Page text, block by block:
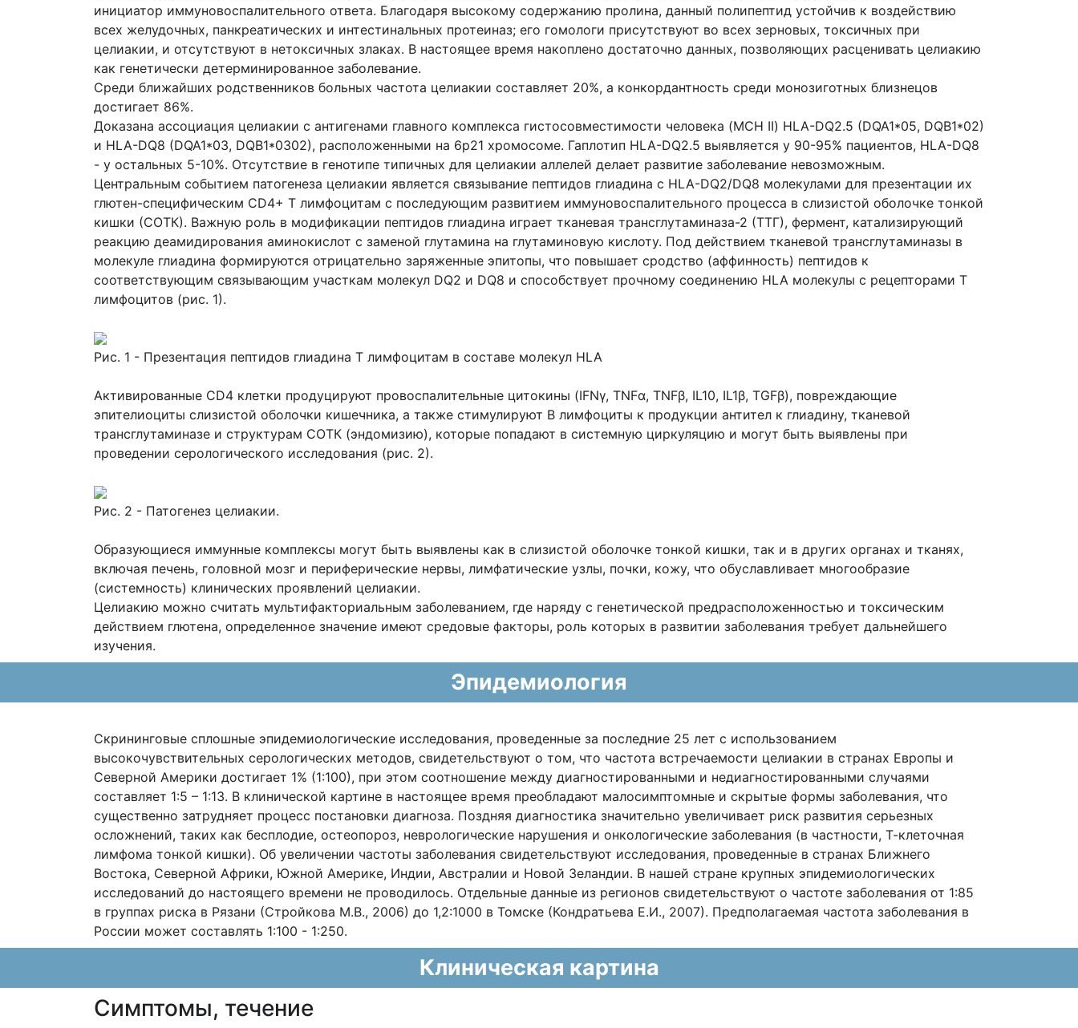
инициатор иммуновоспалительного ответа. Благодаря высокому содержанию пролина, данный полипептид устойчив к воздействию
всех желудочных, панкреатических и интестинальных протеиназ; его гомологи присутствуют во всех зерновых, токсичных при
целиакии, и отсутствуют в нетоксичных злаках. В настоящее время накоплено достаточно данных, позволяющих расценивать целиакию
как генетически детерминированное заболевание.
Среди ближайших родственников больных частота целиакии составляет 20%, а конкордантность среди монозиготных близнецов
достигает 86%.
Доказана ассоциация целиакии с антигенами главного комплекса гистосовместимости человека (MCH II) HLA-DQ2.5 (DQA1*05, DQB1*02)
и HLA-DQ8 (DQA1*03, DQB1*0302), расположенными на 6р21 хромосоме. Гаплотип HLA-DQ2.5 выявляется у 90-95% пациентов, HLA-DQ8
- у остальных 5-10%. Отсутствие в генотипе типичных для целиакии аллелей делает развитие заболевание невозможным.
Центральным событием патогенеза целиакии является связывание пептидов глиадина с HLA-DQ2/DQ8 молекулами для презентации их
глютен-специфическим CD4+ Т лимфоцитам с последующим развитием иммуновоспалительного процесса в слизистой оболочке тонкой
кишки (СОТК). Важную роль в модификации пептидов глиадина играет тканевая трансглутаминаза-2 (ТТГ), фермент, катализирующий
реакцию деамидирования аминокислот с заменой глутамина на глутаминовую кислоту. Под действием тканевой трансглутаминазы в
молекуле глиадина формируются отрицательно заряженные эпитопы, что повышает сродство (аффинность) пептидов к
соответствующим связывающим участкам молекул DQ2 и DQ8 и способствует прочному соединению HLA молекулы с рецепторами Т
лимфоцитов (рис. 1).
Рис. 1 - Презентация пептидов глиадина Т лимфоцитам в составе молекул HLA
Активированные CD4 клетки продуцируют провоспалительные цитокины (IFNγ, TNFα, TNFβ, IL10, IL1β, TGFβ), повреждающие
эпителиоциты слизистой оболочки кишечника, а также стимулируют В лимфоциты к продукции антител к глиадину, тканевой
трансглутаминазе и структурам СОТК (эндомизию), которые попадают в системную циркуляцию и могут быть выявлены при
проведении серологического исследования (рис. 2).
Рис. 2 - Патогенез целиакии.
Образующиеся иммунные комплексы могут быть выявлены как в слизистой оболочке тонкой кишки, так и в других органах и тканях,
включая печень, головной мозг и периферические нервы, лимфатические узлы, почки, кожу, что обуславливает многообразие
(системность) клинических проявлений целиакии.
Целиакию можно считать мультифакториальным заболеванием, где наряду с генетической предрасположенностью и токсическим
действием глютена, определенное значение имеют средовые факторы, роль которых в развитии заболевания требует дальнейшего
изучения.
Эпидемиология
Скрининговые сплошные эпидемиологические исследования, проведенные за последние 25 лет с использованием
высокочувствительных серологических методов, свидетельствуют о том, что частота встречаемости целиакии в странах Европы и
Северной Америки достигает 1% (1:100), при этом соотношение между диагностированными и недиагностированными случаями
составляет 1:5 – 1:13. В клинической картине в настоящее время преобладают малосимптомные и скрытые формы заболевания, что
существенно затрудняет процесс постановки диагноза. Поздняя диагностика значительно увеличивает риск развития серьезных
осложнений, таких как бесплодие, остеопороз, неврологические нарушения и онкологические заболевания (в частности, Т-клеточная
лимфома тонкой кишки). Об увеличении частоты заболевания свидетельствуют исследования, проведенные в cтранах Ближнего
Востока, Северной Африки, Южной Америке, Индии, Австралии и Новой Зеландии. В нашей стране крупных эпидемиологических
исследований до настоящего времени не проводилось. Отдельные данные из регионов свидетельствуют о частоте заболевания от 1:85
в группах риска в Рязани (Стройкова М.В., 2006) до 1,2:1000 в Томске (Кондратьева Е.И., 2007). Предполагаемая частота заболевания в
России может составлять 1:100 - 1:250.
Клиническая картина
Cимптомы, течение